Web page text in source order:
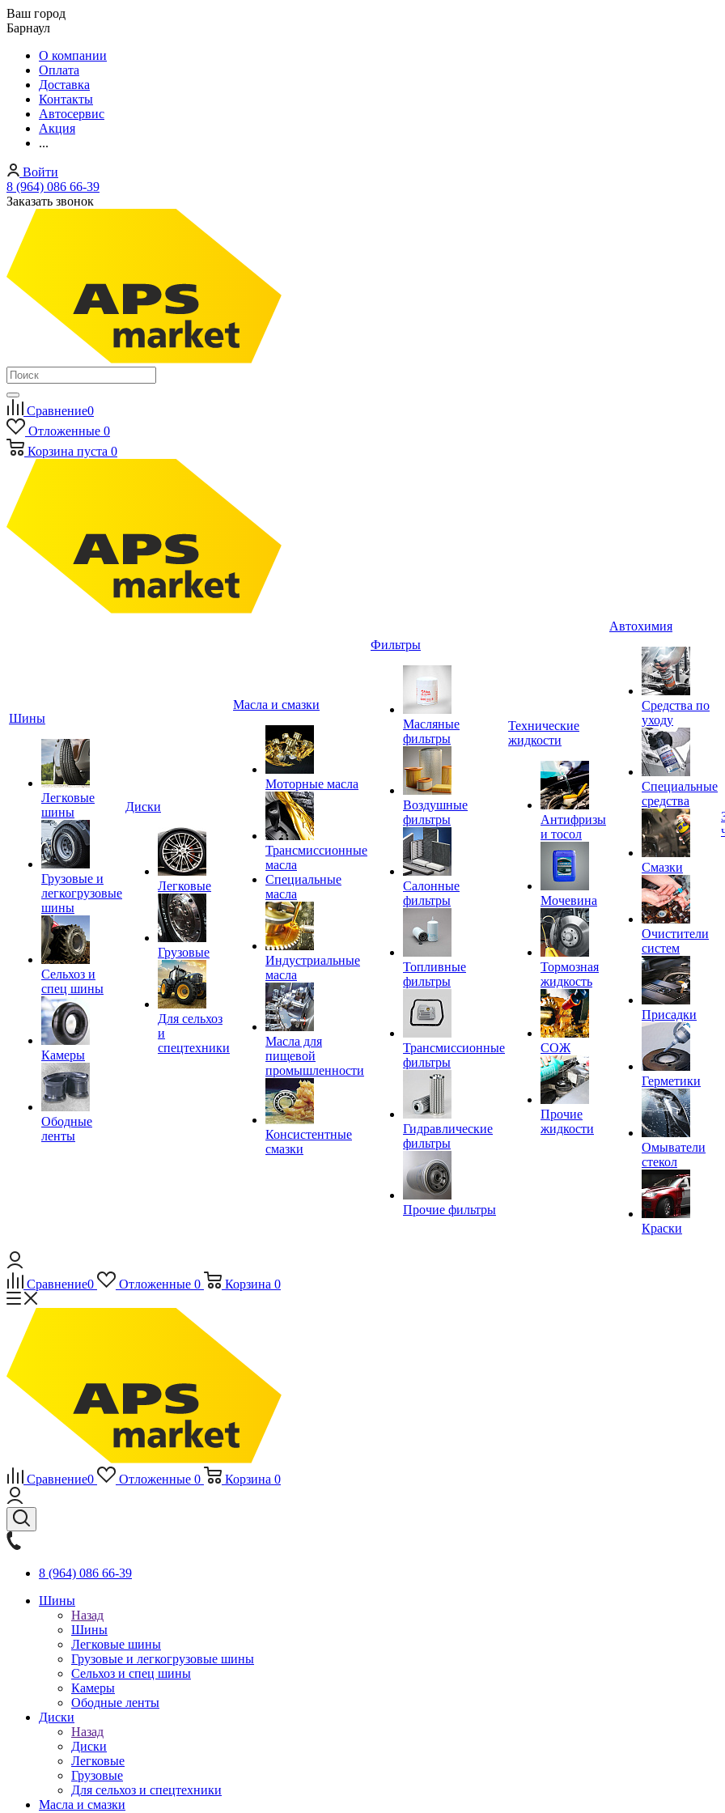
Ваш город
Барнаул
О компании
Оплата
Доставка
Контакты
Автосервис
Акция
...
Войти
8 (964) 086 66-39
Заказать звонок
Сравнение0
Отложенные 0
Корзина пуста 0
Шины
Легковые
шины
Грузовые и
легкогрузовые
шины
Сельхоз и
спец шины
Камеры
Ободные
ленты
Диски
Легковые
Грузовые
Для сельхоз
и
спецтехники
Масла и смазки
Моторные масла
Трансмиссионные
масла
Специальные
масла
Индустриальные
масла
Масла для
пищевой
промышленности
Консистентные
смазки
Фильтры
Масляные
фильтры
Воздушные
фильтры
Салонные
фильтры
Топливные
фильтры
Трансмиссионные
фильтры
Гидравлические
фильтры
Прочие фильтры
Технические
жидкости
Антифризы
и тосол
Мочевина
Тормозная
жидкость
СОЖ
Прочие
жидкости
Автохимия
Средства по
уходу
Специальные
средства
Смазки
Очистители
систем
Присадки
Герметики
Омыватели
стекол
Краски
Сравнение0 Отложенные 0 Корзина 0
Сравнение0 Отложенные 0 Корзина 0
8 (964) 086 66-39
Шины
Назад
Шины
Легковые шины
Грузовые и легкогрузовые шины
Сельхоз и спец шины
Камеры
Ободные ленты
Диски
Назад
Диски
Легковые
Грузовые
Для сельхоз и спецтехники
Масла и смазки